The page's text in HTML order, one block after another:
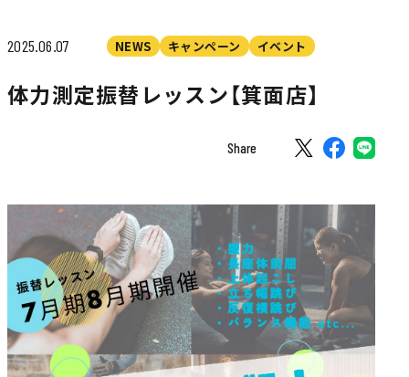
2025.06.07 NEWS キャンペーン イベント
体力測定振替レッスン【箕面店】
Share